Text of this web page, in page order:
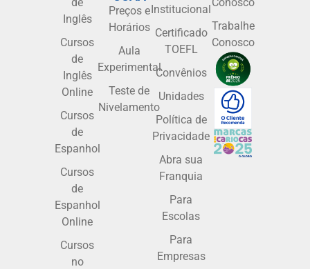
Inglês
Cursos
de
Inglês
Online
Cursos
de
Espanhol
Cursos
de
Espanhol
Online
Cursos
no
Preços e
Horários
Aula
Experimental
Teste de
Nivelamento
Institucional
Certificado
TOEFL
Convênios
Unidades
Política de
Privacidade
Abra sua
Franquia
Para
Escolas
Para
Empresas
Trabalhe
Conosco